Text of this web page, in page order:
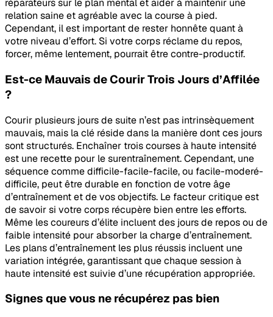
réparateurs sur le plan mental et aider à maintenir une
relation saine et agréable avec la course à pied.
Cependant, il est important de rester honnête quant à
votre niveau d’effort. Si votre corps réclame du repos,
forcer, même lentement, pourrait être contre-productif.
Est-ce Mauvais de Courir Trois Jours d’Affilée
?
Courir plusieurs jours de suite n’est pas intrinsèquement
mauvais, mais la clé réside dans la manière dont ces jours
sont structurés. Enchaîner trois courses à haute intensité
est une recette pour le surentraînement. Cependant, une
séquence comme difficile-facile-facile, ou facile-moderé-
difficile, peut être durable en fonction de votre âge
d’entraînement et de vos objectifs. Le facteur critique est
de savoir si votre corps récupère bien entre les efforts.
Même les coureurs d’élite incluent des jours de repos ou de
faible intensité pour absorber la charge d’entraînement.
Les plans d’entraînement les plus réussis incluent une
variation intégrée, garantissant que chaque session à
haute intensité est suivie d’une récupération appropriée.
Signes que vous ne récupérez pas bien